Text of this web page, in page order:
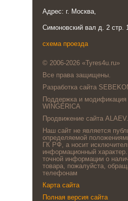
Адрес: г. Москва,
Симоновский вал д. 2 стр.
схема проезда
© 2006-2026 «Tyres4u.ru»
Все права защищены.
Разработка сайта
Поддержка и модификация
WINGERICA
Продвижение сайта
Наш сайт не является
определяемой
ГК РФ, а носит
информационный
точной информации о
товара, пожалуйста,
телефонам
Карта сайта
Полная версия сайта